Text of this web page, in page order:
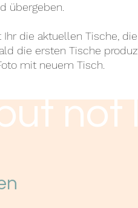
übergeben.
die aktuellen Tische,
die ersten Tische
mit neuem Tisch.
not